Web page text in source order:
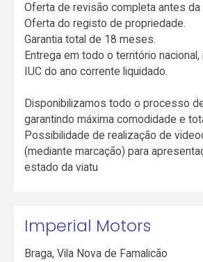
Oferta de revisão completa antes da
Oferta do registo de propriedade.
Garantia total de 18 meses.
Entrega em todo o território nacional,
IUC do ano corrente liquidado.
Disponibilizamos todo o processo
garantindo máxima comodidade e
Possibilidade de realização de
(mediante marcação) para
estado da viatu
Imperial Motors
Braga,Vila Nova de Famalicão